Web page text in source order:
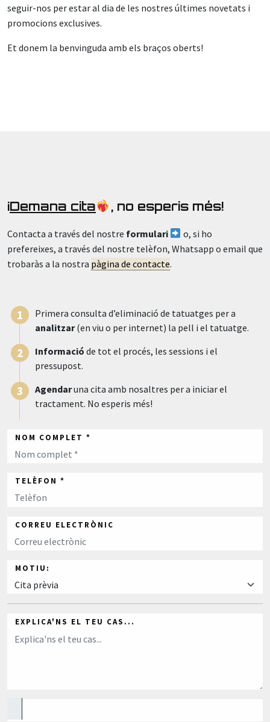
seguir-nos per estar al dia de les nostres últimes novetats i
promocions exclusives.
Et donem la benvinguda amb els braços oberts!
¡Demana cita , no esperis més!
Contacta a través del nostre formulari
o, si ho
prefereixes, a través del nostre telèfon, Whatsapp o email que
trobaràs a la nostra pàgina de contacte.
Primera consulta d’eliminació de tatuatges per a
analitzar(en viu o per internet) la pell i el tatuatge.
Informació de tot el procés, les sessions i el
pressupost.
Agendaruna cita amb nosaltres per a iniciar el
tractament. No esperis més!
NOM COMPLET *
TELÈFON *
CORREU ELECTRÒNIC
MOTIU:
EXPLICA'NS EL TEU CAS...